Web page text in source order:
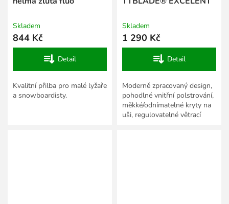
Skladem
844 Kč
Detail
Kvalitní přilba pro malé lyžaře
a snowboardisty.
Skladem
1 290 Kč
Detail
Moderně zpracovaný design,
pohodlné vnitřní polstrování,
měkké/odnímatelné kryty na
uši, regulovatelné větrací